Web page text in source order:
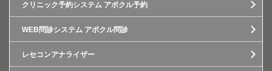
クリニック予約システム アポクル予約
WEB問診システム アポクル問診
レセコンアナライザー